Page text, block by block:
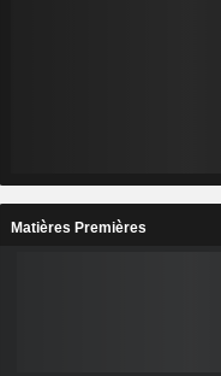
Matières Premières